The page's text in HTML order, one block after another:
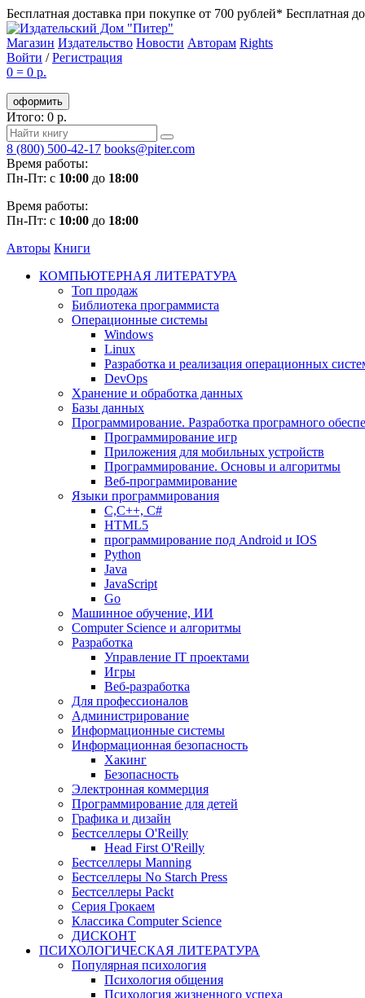
Бесплатная доставка при покупке от 700 рублей* Бесплатная
Магазин Издательство Новости Авторам Rights
Войти /Регистрация
0 = 0 р.
оформить
Итого: 0 р.
8 (800) 500-42-17 books@piter.com
Время работы:
Пн-Пт: с 10:00 до 18:00
Время работы:
Пн-Пт: с 10:00 до 18:00
Авторы Книги
КОМПЬЮТЕРНАЯ ЛИТЕРАТУРА
Топ продаж
Библиотека программиста
Операционные системы
Windows
Linux
Разработка и реализация операционных
DevOps
Хранение и обработка данных
Базы данных
Программирование. Разработка програмного
Программирование игр
Приложения для мобильных устройств
Программирование. Основы и алгоритмы
Веб-программирование
Языки программирования
С,С++, С#
HTML5
программирование под Android и IOS
Python
Java
JavaScript
Go
Машинное обучение, ИИ
Computer Science и алгоритмы
Разработка
Управление IT проектами
Игры
Веб-разработка
Для профессионалов
Администрирование
Информационные системы
Информационная безопасность
Хакинг
Безопасность
Электронная коммерция
Программирование для детей
Графика и дизайн
Бестселлеры O'Reilly
Head First O'Reilly
Бестселлеры Manning
Бестселлеры No Starch Press
Бестселлеры Packt
Серия Грокаем
Классика Computer Science
ДИСКОНТ
ПСИХОЛОГИЧЕСКАЯ ЛИТЕРАТУРА
Популярная психология
Психология общения
Психология жизненного успеха